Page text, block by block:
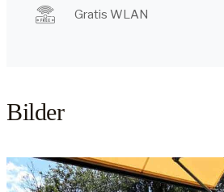
Gratis WLAN
Bilder